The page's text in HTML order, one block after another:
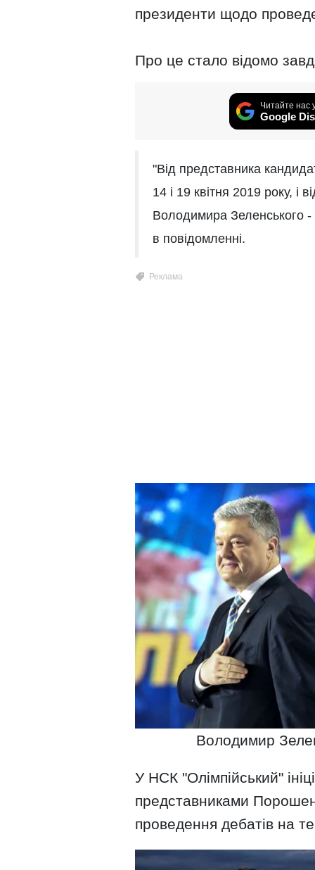
президенти щодо
Про це стало відомо
Читайте нас
Google
"Від представника
14 і 19 квітня 2019 року, і
Володимира Зеленського -
в повідомленні.
Володимир
У НСК "Олімпійський"
представниками
проведення дебатів на